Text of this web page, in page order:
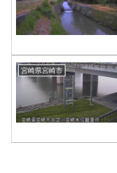
宮崎県宮崎市